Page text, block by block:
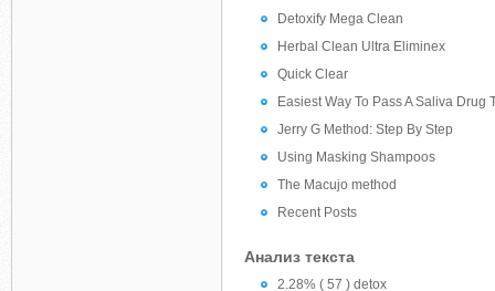
Detoxify Mega Clean
Herbal Clean Ultra Eliminex
Quick Clear
Easiest Way To Pass A Saliva Drug
Jerry G Method: Step By Step
Using Masking Shampoos
The Macujo method
Recent Posts
Анализ текста
2.28% ( 57 ) detox